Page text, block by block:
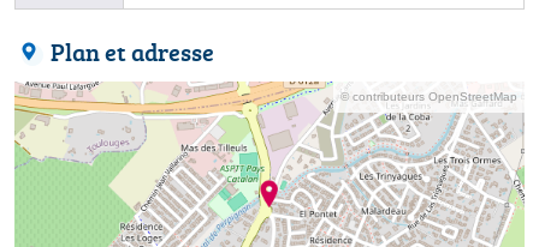
Plan et adresse
© contributeurs OpenStreetMap